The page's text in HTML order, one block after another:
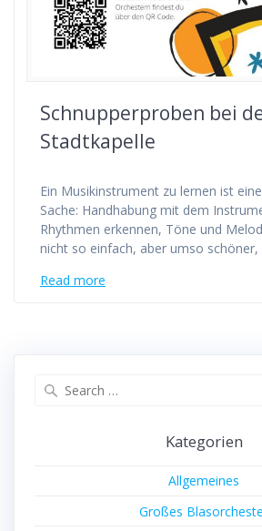
Schnupperproben bei
Stadtkapelle
Ein Musikinstrument zu lernen ist
Sache: Handhabung mit dem
Rhythmen erkennen, Töne und
nicht so einfach, aber umso
Read more
Kategorien
Allgemeines
Großes